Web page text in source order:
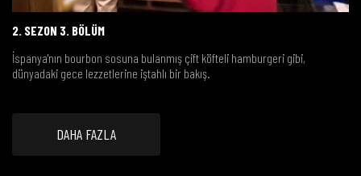
2. SEZON 3. BÖLÜM
İspanya'nın bourbon sosuna bulanmış çift köfteli hamburgeri gibi,
dünyadaki gece lezzetlerine iştahlı bir bakış.
DAHA FAZLA